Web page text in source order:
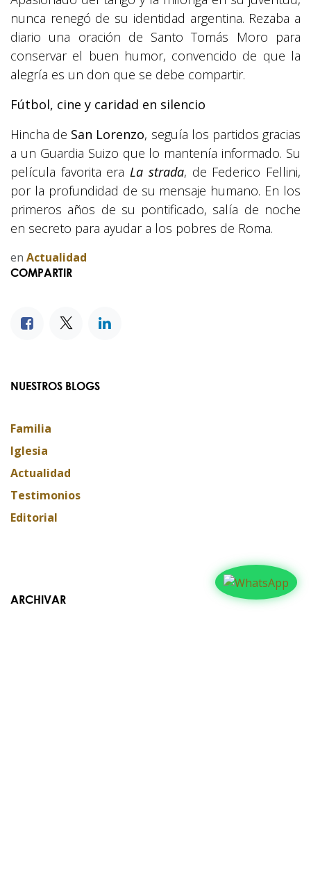
nunca renegó de su identidad argentina. Rezaba a
diario una oración de Santo Tomás Moro para
conservar el buen humor, convencido de que la
alegría es un don que se debe compartir.
Fútbol, cine y caridad en silencio
Hincha de San Lorenzo, seguía los partidos gracias
a un Guardia Suizo que lo mantenía informado. Su
película favorita era La strada, de Federico Fellini,
por la profundidad de su mensaje humano. En los
primeros años de su pontificado, salía de noche
en secreto para ayudar a los pobres de Roma.
en Actualidad
COMPARTIR
NUESTROS BLOGS
Familia
Iglesia
Actualidad
Testimonios
Editorial
ARCHIVAR